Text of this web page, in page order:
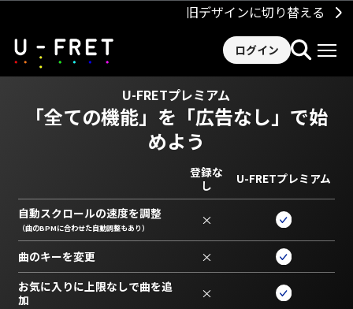
旧デザインに切り替える
ログイン
U-FRETプレミアム
「全ての機能」を 「広告なし」で始
めよう
登録な
し
U-FRETプレミアム
自動スクロールの速度を調整
（曲のBPMに合わせた自動調整もあり） ×
曲のキーを変更 ×
お気に入りに上限なしで曲を追
加
×